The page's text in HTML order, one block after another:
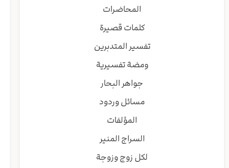
المحاضرات
كلمات قصيرة
تفسير المتدبرين
ومضة تفسيرية
جواهر البحار
مسائل وردود
المؤلفات
السراج المنير
لكل زوج وزوجة